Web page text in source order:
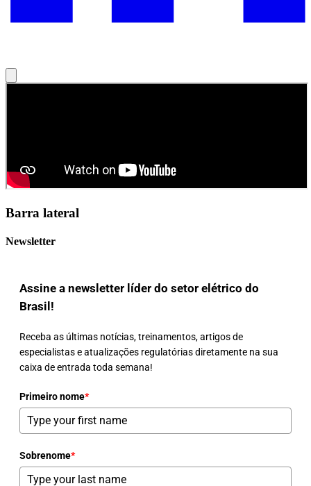
Barra lateral
Newsletter
Assine a newsletter líder do setor elétrico do
Brasil!
Receba as últimas notícias, treinamentos, artigos de
especialistas e atualizações regulatórias diretamente na sua
caixa de entrada toda semana!
Primeiro nome*
Sobrenome*